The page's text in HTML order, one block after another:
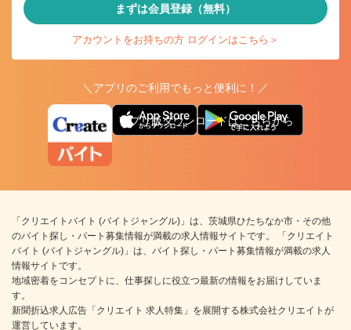
まずは会員登録（無料）
アカウントをお持ちの方 ログインはこちら＞
＼アプリのご利用でもっと便利に！／
アプリ版ダウンロードはこちらから
「クリエイトバイト (バイトジャングル)」は、茨城県ひたちなか市・その他
のバイト探し・パート募集情報が満載の求人情報サイトです。 「クリエイト
バイト (バイトジャングル)」は、バイト探し・パート募集情報が満載の求人
情報サイトです。
地域密着をコンセプトに、仕事探しに役立つ最新の情報をお届けしていま
す。
新聞折込求人広告「クリエイト 求人特集」を展開する株式会社クリエイトが
運営しています。